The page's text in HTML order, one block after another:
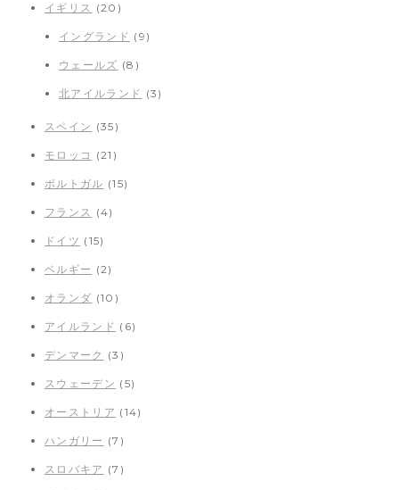
イギリス (20)
イングランド (9)
ウェールズ (8)
北アイルランド (3)
スペイン (35)
モロッコ (21)
ポルトガル (15)
フランス (4)
ドイツ (15)
ベルギー (2)
オランダ (10)
アイルランド (6)
デンマーク (3)
スウェーデン (5)
オーストリア (14)
ハンガリー (7)
スロバキア (7)